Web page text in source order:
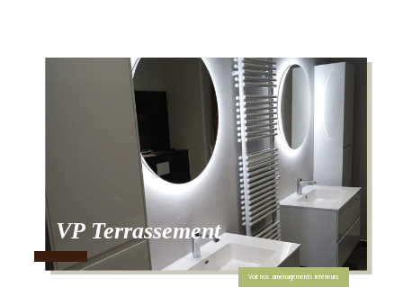
VP Terrassement
Voir nos aménagements intérieurs